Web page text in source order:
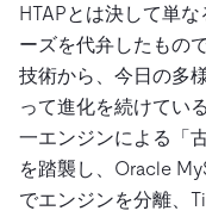
HTAPとは決して単
ーズを代弁したもの
技術から、今日の多
って進化を続けてい
一エンジンによる「
を踏襲し、Oracle
でエンジンを分離、